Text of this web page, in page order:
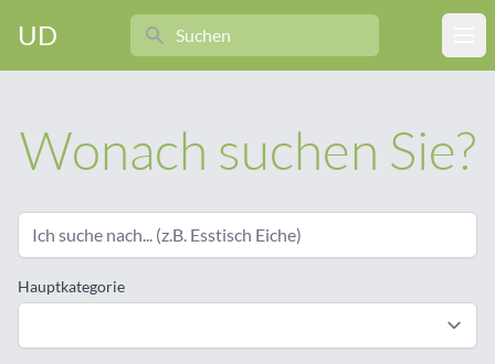
UD
Search
Wonach suchen Sie?
Hauptkategorie